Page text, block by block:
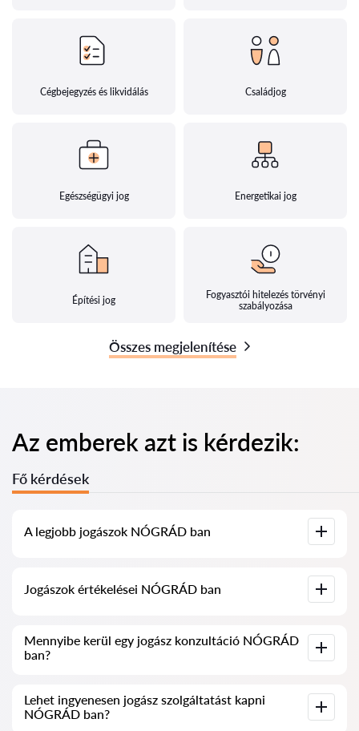
Cégbejegyzés és likvidálás Családjog
Egészségügyi jog Energetikai jog
Építési jog
Fogyasztói hitelezés törvényi
szabályozása
Összes megjelenítése
Az emberek azt is kérdezik:
Fő kérdések
A legjobb jogászok NÓGRÁD ban
teljes információval. Árak, értékelések, telefonszám és cím.
Jogászok értékelései NÓGRÁD ban
Szolgáltatásunkban valós értékeléseket gyűjtöttünk össze a
jogászokról, nem töröljük a negatív véleményeket, és nincs
lehetőség manipulálni azokat.
Mennyibe kerül egy jogász konzultáció NÓGRÁD
ban?
kezdődik és felfelé (az árak a kérdés bonyolultságától és a
válasz formájától függően változhatnak).
Lehet ingyenesen jogász szolgáltatást kapni
NÓGRÁD ban?